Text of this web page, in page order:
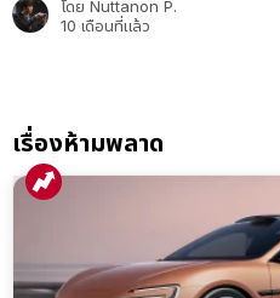
โดย Nuttanon P.
10 เดือนที่แล้ว
เรื่องห้ามพลาด